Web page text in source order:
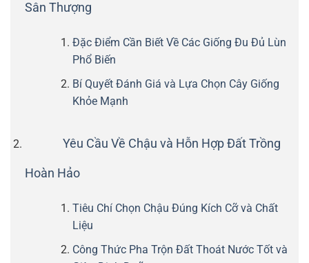
Sân Thượng
Đặc Điểm Cần Biết Về Các Giống Đu Đủ Lùn
Phổ Biến
Bí Quyết Đánh Giá và Lựa Chọn Cây Giống
Khỏe Mạnh
Yêu Cầu Về Chậu và Hỗn Hợp Đất Trồng
Hoàn Hảo
Tiêu Chí Chọn Chậu Đúng Kích Cỡ và Chất
Liệu
Công Thức Pha Trộn Đất Thoát Nước Tốt và